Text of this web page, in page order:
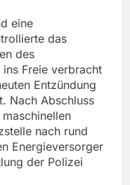
eine
das
des
Freie verbracht
Entzündung
Nach Abschluss
nach rund
Energieversorger
der Polizei